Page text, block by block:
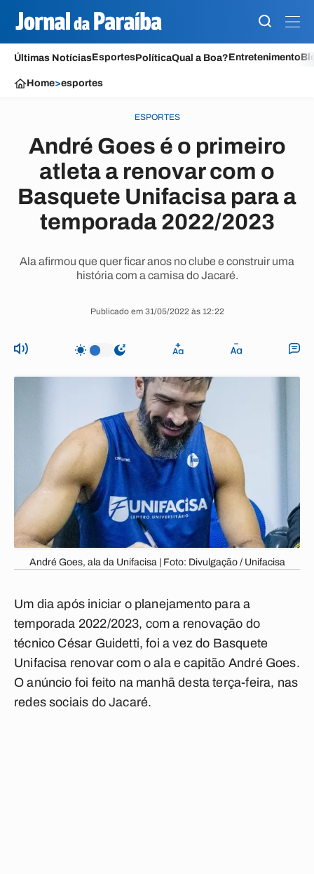
Últimas NotíciasEsportesPolíticaQual a Boa?Entretenimento
Home>esportes
ESPORTES
André Goes é o primeiro
atleta a renovar com o
Basquete Unifacisa para a
temporada 2022/2023
Ala afirmou que quer ficar anos no clube e construir uma
história com a camisa do Jacaré.
Publicado em 31/05/2022 às 12:22
André Goes, ala da Unifacisa | Foto: Divulgação / Unifacisa
Um dia após iniciar o planejamento para a
temporada 2022/2023, com a renovação do
técnico César Guidetti, foi a vez do Basquete
Unifacisa renovar com o ala e capitão André Goes.
O anúncio foi feito na manhã desta terça-feira, nas
redes sociais do Jacaré.